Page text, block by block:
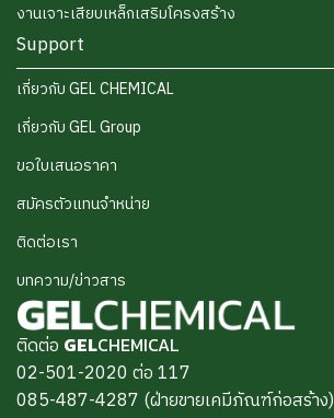
งานเจาะเสียบเหล็กเสริมโครงสร้าง
Support
เกี่ยวกับ GEL CHEMICAL
เกี่ยวกับ GEL Group
ขอใบเสนอราคา
สมัครตัวแทนจำหน่าย
ติดต่อเรา
บทความ/ข่าวสาร
ติดต่อ GELCHEMICAL
02-501-2020 ต่อ 117
085-487-4287 (ฝ่ายขายเคมีภัณฑ์ก่อสร้าง)